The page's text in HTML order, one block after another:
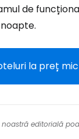
de
la preț
editorială